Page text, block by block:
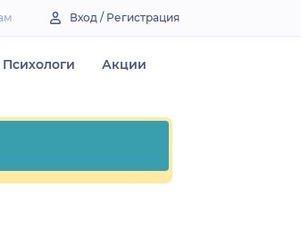
Вход / Регистрация
Психологи Акции